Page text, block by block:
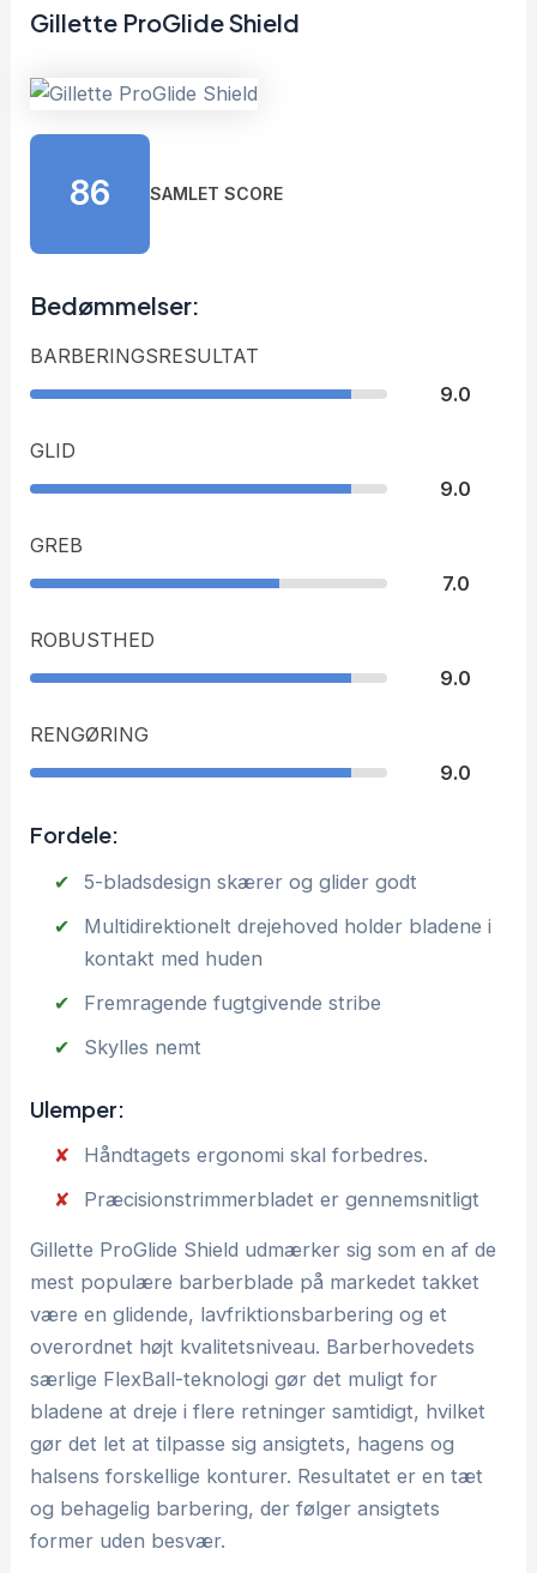
Gillette ProGlide Shield
86 SAMLET SCORE
Bedømmelser:
BARBERINGSRESULTAT
9.0
GLID
9.0
GREB
7.0
ROBUSTHED
9.0
RENGØRING
9.0
Fordele:
5-bladsdesign skærer og glider godt
Multidirektionelt drejehoved holder bladene i
kontakt med huden
Fremragende fugtgivende stribe
Skylles nemt
Ulemper:
Håndtagets ergonomi skal forbedres.
Præcisionstrimmerbladet er gennemsnitligt
Gillette ProGlide Shield udmærker sig som en af de
mest populære barberblade på markedet takket
være en glidende, lavfriktionsbarbering og et
overordnet højt kvalitetsniveau. Barberhovedets
særlige FlexBall-teknologi gør det muligt for
bladene at dreje i flere retninger samtidigt, hvilket
gør det let at tilpasse sig ansigtets, hagens og
halsens forskellige konturer. Resultatet er en tæt
og behagelig barbering, der følger ansigtets
former uden besvær.